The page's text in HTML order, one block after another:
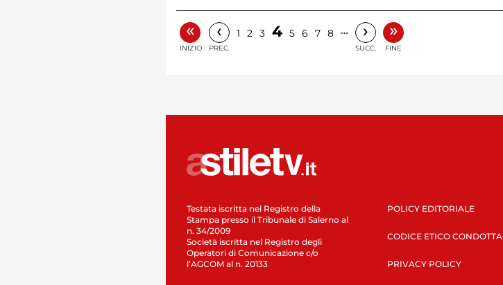
«
INIZIO
‹
PREC.
1 2 3 4 5 6 7 8 … ›
SUCC.
»
FINE
Testata iscritta nel Registro della
Stampa presso il Tribunale di Salerno al
n. 34/2009
Società iscritta nel Registro degli
Operatori di Comunicazione c/o
l’AGCOM al n. 20133
POLICY EDITORIALE
CODICE ETICO CONDOTTA
PRIVACY POLICY